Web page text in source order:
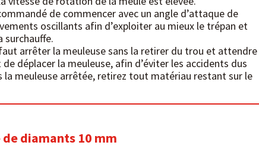
de commencer avec un angle d’attaque de
oscillants afin d’exploiter au mieux le trépan et
surchauffe.
arrêter la meuleuse sans la retirer du trou et attendre
déplacer la meuleuse, afin d’éviter les accidents dus
la meuleuse arrêtée, retirez tout matériau restant sur le
de diamants 10 mm